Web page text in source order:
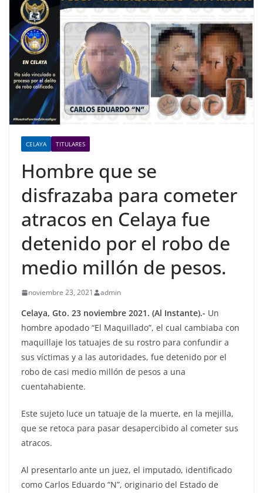
CELAYA TITULARES
Hombre que se
disfrazaba para cometer
atracos en Celaya fue
detenido por el robo de
medio millón de pesos.
noviembre 23, 2021 admin
Celaya, Gto. 23 noviembre 2021. (Al Instante).- Un
hombre apodado “El Maquillado”, el cual cambiaba con
maquillaje los tatuajes de su rostro para confundir a
sus víctimas y a las autoridades, fue detenido por el
robo de casi medio millón de pesos a una
cuentahabiente.
Este sujeto luce un tatuaje de la muerte, en la mejilla,
que se retoca para pasar desapercibido al cometer sus
atracos.
Al presentarlo ante un juez, el imputado, identificado
como Carlos Eduardo “N”, originario del Estado de